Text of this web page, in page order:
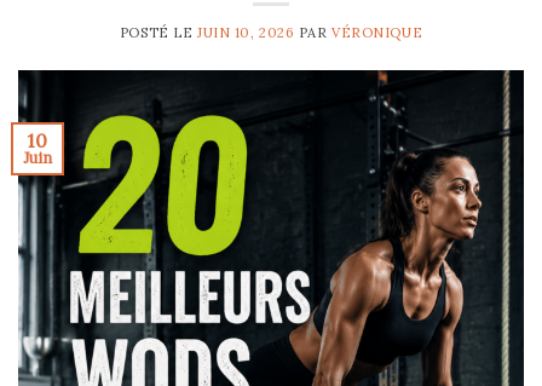
POSTÉ LE JUIN 10, 2026 PARVÉRONIQUE
10
Juin